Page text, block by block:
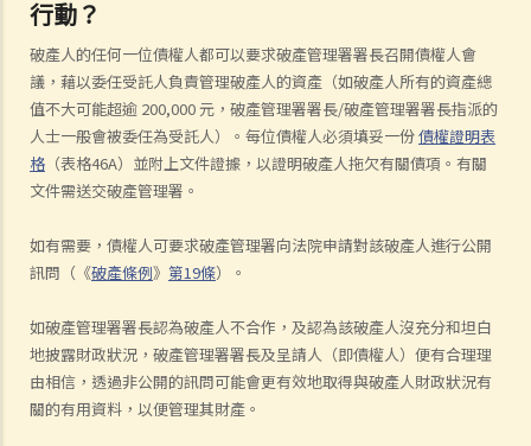
行動？
破產人的任何一位債權人都可以要求破產管理署署長召開債權人會
議，藉以委任受託人負責管理破產人的資產（如破產人所有的資產總
值不大可能超逾 200,000元，破產管理署署長/破產管理署署長指派的
人士一般會被委任為受託人）。每位債權人必須填妥一份債權證明表
格 （表格46A）並附上文件證據，以證明破產人拖欠有關債項。有關
文件需送交破產管理署 。
如有需要，債權人可要求破產管理署向法院申請對該破產人進行公開
訊問（《破產條例》 第19條）。
如破產管理署署長認為破產人不合作，及認為該破產人沒充分和坦白
地披露財政狀況，破產管理署署長及呈請人（即債權人）便有合理理
由相信，透過非公開的訊問可能會更有效地取得與破產人財政狀況有
關的有用資料，以便管理其財產。